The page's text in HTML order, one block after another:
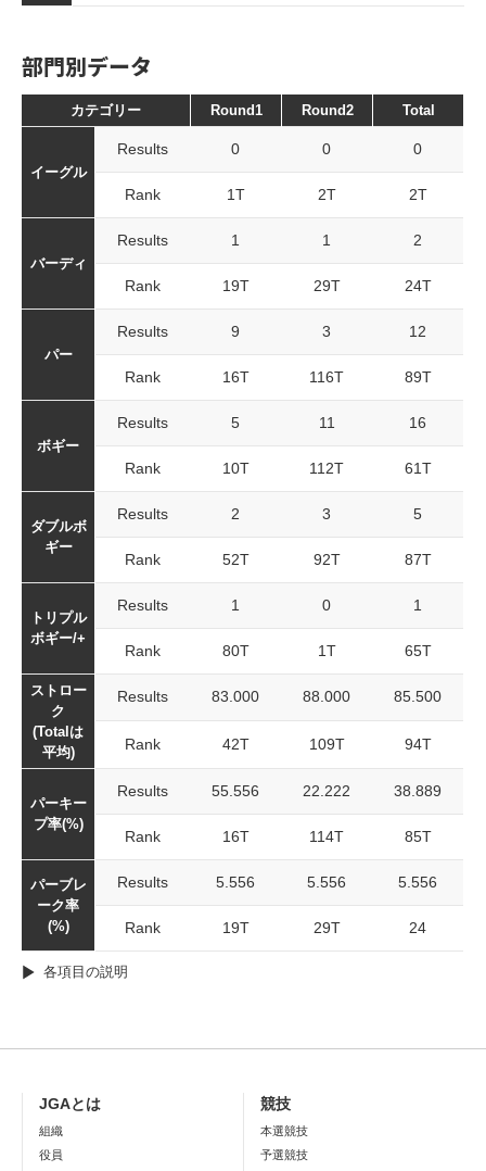
部門別データ
カテゴリー Round1 Round2 Total
イーグル
Results 0 0 0
Rank 1T 2T 2T
バーディ
Results 1 1 2
Rank 19T 29T 24T
パー
Results 9 3 12
Rank 16T 116T 89T
ボギー
Results 5 11 16
Rank 10T 112T 61T
ダブルボ
ギー
Results 2 3 5
Rank 52T 92T 87T
トリプル
ボギー/+
Results 1 0 1
Rank 80T 1T 65T
ストロー
ク
(Totalは
平均)
Results 83.000 88.000 85.500
Rank 42T 109T 94T
パーキー
プ率(%)
Results 55.556 22.222 38.889
Rank 16T 114T 85T
パーブレ
ーク率
(%)
Results 5.556 5.556 5.556
Rank 19T 29T 24
各項目の説明
JGAとは
組織
役員
競技
本選競技
予選競技